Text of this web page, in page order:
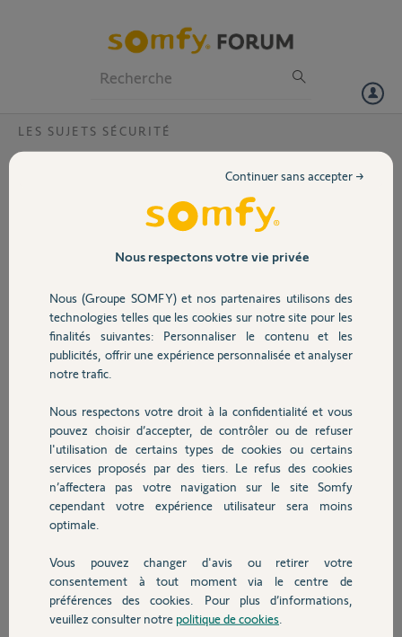
Volet
Sécurité
Domotique
Chauffage
Autres produits
Devis avec un pro
Contact
LES SUJETS SÉCURITÉ
Comment utiliser le "utilisateur2" sur
Lors de la connexion, les seuls choix sont :
télésurveillant.
Comment obtenir le choix "utilisateur2" pour pouvoir y associer son
Yoyo D.
il y a presque 12 ans
Participer au fil de discussion
Réponses
Bonjour Yoyo,
L'utilisation de l'interface PC se fait uniquement via le code utilisateur 1,
le code installateur ou le code télésurveilleur. Toutefois, vous pouvez
Nous respectons votre vie privée
Nous (Groupe SOMFY) et nos partenaires utilisons des
technologies telles que les cookies sur notre site pour les
finalités suivantes: Personnaliser le contenu et les
publicités, offrir une expérience personnalisée et analyser
notre trafic.
Nous respectons votre droit à la confidentialité et vous
pouvez choisir d’accepter, de contrôler ou de refuser
l'utilisation de certains types de cookies ou certains
services proposés par des tiers. Le refus des cookies
n’affectera pas votre navigation sur le site Somfy
cependant votre expérience utilisateur sera moins
optimale.
Vous pouvez changer d'avis ou retirer votre
consentement à tout moment via le centre de
préférences des cookies. Pour plus d’informations,
veuillez consulter notre politique de cookies
Continuer sans accepter →